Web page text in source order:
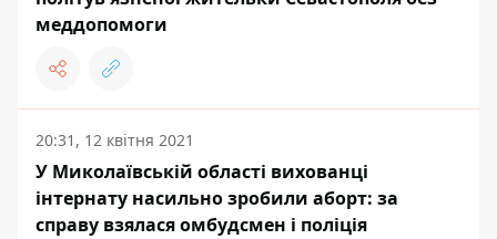
меддопомоги
20:31, 12 квітня 2021
У Миколаївській області вихованці
інтернату насильно зробили аборт: за
справу взялася омбудсмен і поліція